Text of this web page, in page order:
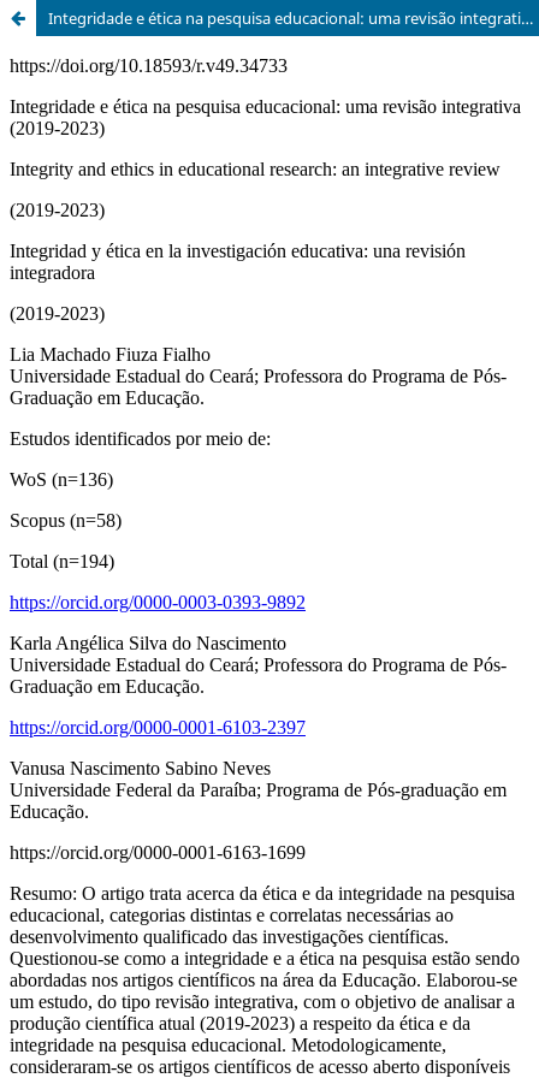
Integridade e ética na pesquisa educacional: uma revisão integrativa (2019-2023)